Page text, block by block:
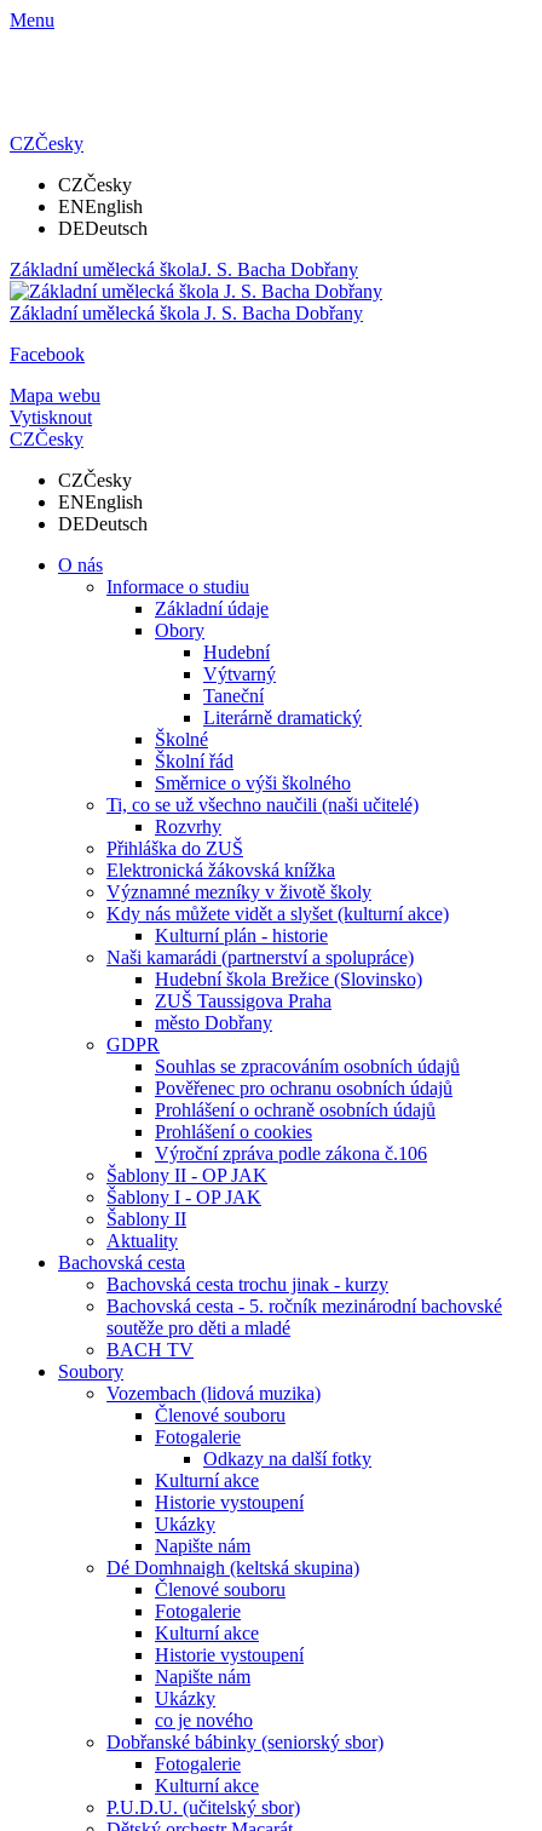
Menu
CZČesky
CZČesky
ENEnglish
DEDeutsch
Základní umělecká školaJ. S. Bacha Dobřany
Základní umělecká škola J. S. Bacha Dobřany
Facebook
Mapa webu
Vytisknout
CZČesky
CZČesky
ENEnglish
DEDeutsch
O nás
Informace o studiu
Základní údaje
Obory
Hudební
Výtvarný
Taneční
Literárně dramatický
Školné
Školní řád
Směrnice o výši školného
Ti, co se už všechno naučili (naši učitelé)
Rozvrhy
Přihláška do ZUŠ
Elektronická žákovská knížka
Významné mezníky v životě školy
Kdy nás můžete vidět a slyšet (kulturní akce)
Kulturní plán - historie
Naši kamarádi (partnerství a spolupráce)
Hudební škola Brežice (Slovinsko)
ZUŠ Taussigova Praha
město Dobřany
GDPR
Souhlas se zpracováním osobních údajů
Pověřenec pro ochranu osobních údajů
Prohlášení o ochraně osobních údajů
Prohlášení o cookies
Výroční zpráva podle zákona č.106
Šablony II - OP JAK
Šablony I - OP JAK
Šablony II
Aktuality
Bachovská cesta
Bachovská cesta trochu jinak - kurzy
Bachovská cesta - 5. ročník mezinárodní bachovské
soutěže pro děti a mladé
BACH TV
Soubory
Vozembach (lidová muzika)
Členové souboru
Fotogalerie
Odkazy na další fotky
Kulturní akce
Historie vystoupení
Ukázky
Napište nám
Dé Domhnaigh (keltská skupina)
Členové souboru
Fotogalerie
Kulturní akce
Historie vystoupení
Napište nám
Ukázky
co je nového
Dobřanské bábinky (seniorský sbor)
Fotogalerie
Kulturní akce
P.U.D.U. (učitelský sbor)